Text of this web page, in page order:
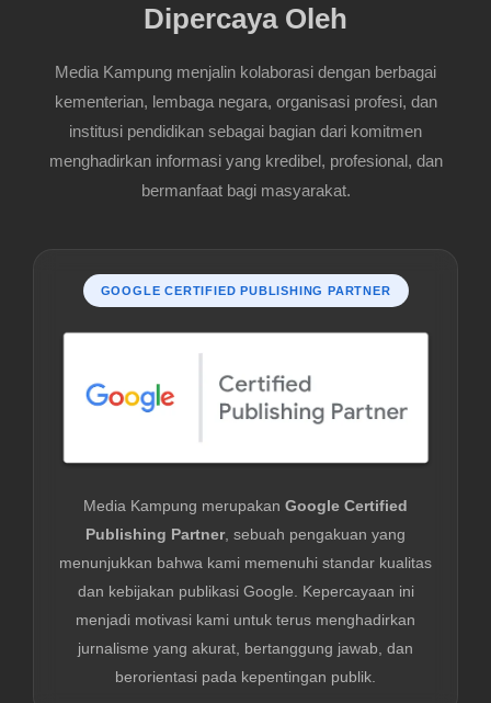
Dipercaya Oleh
Media Kampung menjalin kolaborasi dengan berbagai
kementerian, lembaga negara, organisasi profesi, dan
institusi pendidikan sebagai bagian dari komitmen
menghadirkan informasi yang kredibel, profesional, dan
bermanfaat bagi masyarakat.
GOOGLE CERTIFIED PUBLISHING PARTNER
Media Kampung merupakan Google Certified
Publishing Partner, sebuah pengakuan yang
menunjukkan bahwa kami memenuhi standar kualitas
dan kebijakan publikasi Google. Kepercayaan ini
menjadi motivasi kami untuk terus menghadirkan
jurnalisme yang akurat, bertanggung jawab, dan
berorientasi pada kepentingan publik.